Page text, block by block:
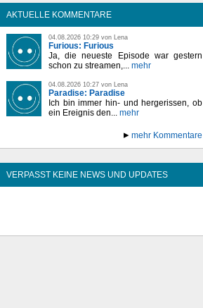
AKTUELLE KOMMENTARE
04.08.2026 10:29 von Lena
Furious: Furious
Ja, die neueste Episode war gestern
schon zu streamen,... mehr
04.08.2026 10:27 von Lena
Paradise: Paradise
Ich bin immer hin- und hergerissen, ob
ein Ereignis den... mehr
mehr Kommentare
VERPASST KEINE NEWS UND UPDATES